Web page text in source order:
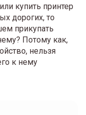
купить принтер
дорогих, то
прикупать
Потому как,
нельзя
к нему